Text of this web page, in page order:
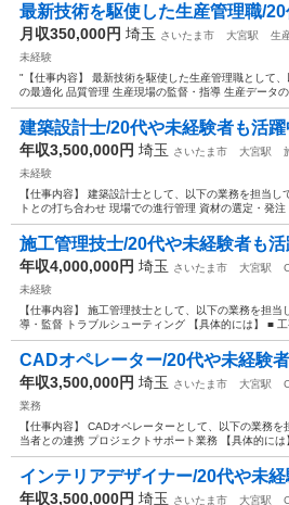
最新技術を駆使した生産管理職/
月収350,000円 埼玉 さいたま市 大宮駅
生
未経験
"【仕事内容】 最新技術を駆使した生産管理職として
の最適化 品質管理 生産現場の監督・指導 生産データ
建築設計士/20代や未経験者も活
年収3,500,000円 埼玉 さいたま市 大宮駅
未経験
【仕事内容】 建築設計士として、以下の業務を担当
トとの打ち合わせ 現場での進行管理 資材の選定・発注
施工管理技士/20代や未経験者も
年収4,000,000円 埼玉 さいたま市 大宮駅
未経験
【仕事内容】 施工管理技士として、以下の業務を担
導・監督 トラブルシューティング 【具体的には】 ■ 工
CADオペレーター/20代や未経験
年収3,500,000円 埼玉 さいたま市 大宮駅
業務
【仕事内容】 CADオペレーターとして、以下の業務
当者との連携 プロジェクトサポート業務 【具体的には
インテリアデザイナー/20代や未
年収3,500,000円 埼玉 さいたま市 大宮駅